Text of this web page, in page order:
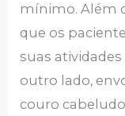
mínimo. Além
que os
suas
outro lado,
couro